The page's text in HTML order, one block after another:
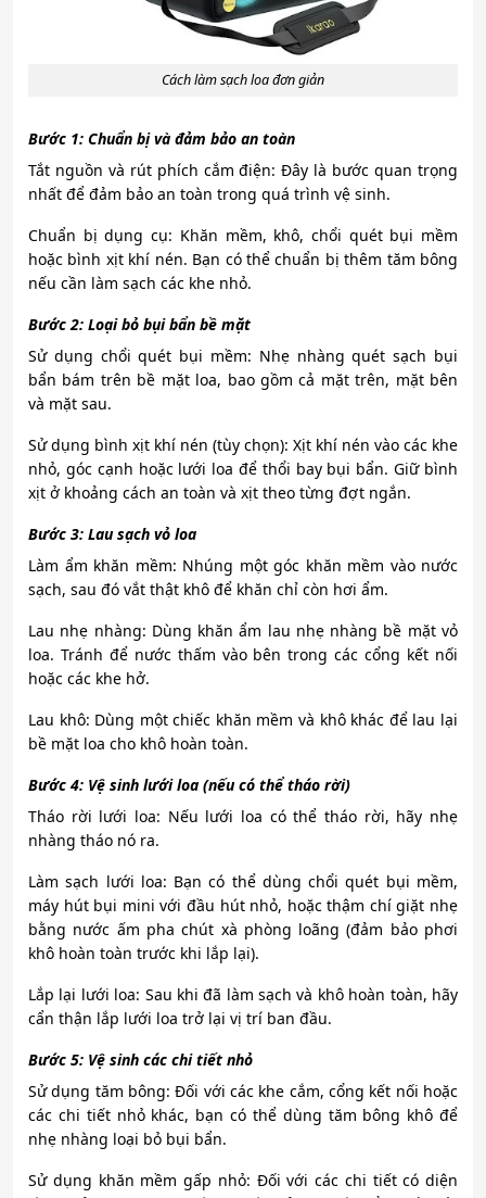
Cách làm sạch loa đơn giản
Bước 1: Chuẩn bị và đảm bảo an toàn
Tắt nguồn và rút phích cắm điện: Đây là bước quan trọng
nhất để đảm bảo an toàn trong quá trình vệ sinh.
Chuẩn bị dụng cụ: Khăn mềm, khô, chổi quét bụi mềm
hoặc bình xịt khí nén. Bạn có thể chuẩn bị thêm tăm bông
nếu cần làm sạch các khe nhỏ.
Bước 2: Loại bỏ bụi bẩn bề mặt
Sử dụng chổi quét bụi mềm: Nhẹ nhàng quét sạch bụi
bẩn bám trên bề mặt loa, bao gồm cả mặt trên, mặt bên
và mặt sau.
Sử dụng bình xịt khí nén (tùy chọn): Xịt khí nén vào các khe
nhỏ, góc cạnh hoặc lưới loa để thổi bay bụi bẩn. Giữ bình
xịt ở khoảng cách an toàn và xịt theo từng đợt ngắn.
Bước 3: Lau sạch vỏ loa
Làm ẩm khăn mềm: Nhúng một góc khăn mềm vào nước
sạch, sau đó vắt thật khô để khăn chỉ còn hơi ẩm.
Lau nhẹ nhàng: Dùng khăn ẩm lau nhẹ nhàng bề mặt vỏ
loa. Tránh để nước thấm vào bên trong các cổng kết nối
hoặc các khe hở.
Lau khô: Dùng một chiếc khăn mềm và khô khác để lau lại
bề mặt loa cho khô hoàn toàn.
Bước 4: Vệ sinh lưới loa (nếu có thể tháo rời)
Tháo rời lưới loa: Nếu lưới loa có thể tháo rời, hãy nhẹ
nhàng tháo nó ra.
Làm sạch lưới loa: Bạn có thể dùng chổi quét bụi mềm,
máy hút bụi mini với đầu hút nhỏ, hoặc thậm chí giặt nhẹ
bằng nước ấm pha chút xà phòng loãng (đảm bảo phơi
khô hoàn toàn trước khi lắp lại).
Lắp lại lưới loa: Sau khi đã làm sạch và khô hoàn toàn, hãy
cẩn thận lắp lưới loa trở lại vị trí ban đầu.
Bước 5: Vệ sinh các chi tiết nhỏ
Sử dụng tăm bông: Đối với các khe cắm, cổng kết nối hoặc
các chi tiết nhỏ khác, bạn có thể dùng tăm bông khô để
nhẹ nhàng loại bỏ bụi bẩn.
Sử dụng khăn mềm gấp nhỏ: Đối với các chi tiết có diện